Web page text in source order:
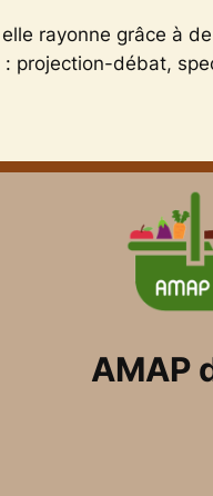
rayonne grâce à
: projection-débat,
AMAP